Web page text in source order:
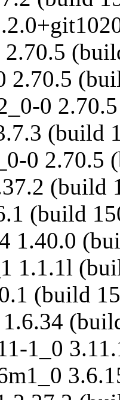
2.70.5
0
(build
0 2.70.5
(build
(build
1.40.0
1.1.1l
(build
1_0